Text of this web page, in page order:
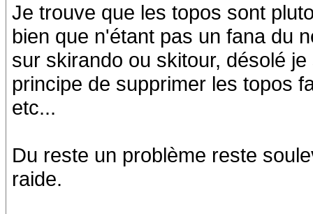
Je trouve que les topos sont
bien que n'étant pas un fana du
sur skirando ou skitour, désolé
principe de supprimer les topos
etc...
Du reste un problème reste
raide.